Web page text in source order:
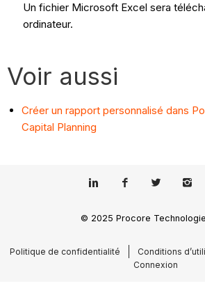
Un fichier Microsoft Excel sera
ordinateur.
Voir aussi
Créer un rapport personnalisé dans
Capital Planning
© 2025 Procore
Politique de confidentialité Conditions
Connexion